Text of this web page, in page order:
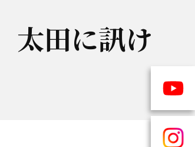
太田に訊け